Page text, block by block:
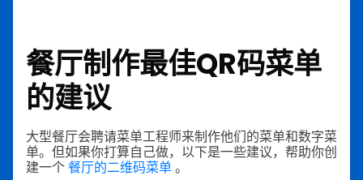
餐厅制作最佳QR码菜单
的建议
大型餐厅会聘请菜单工程师来制作他们的菜单和数字菜
单。但如果你打算自己做，以下是一些建议，帮助你创
建一个餐厅的二维码菜单。